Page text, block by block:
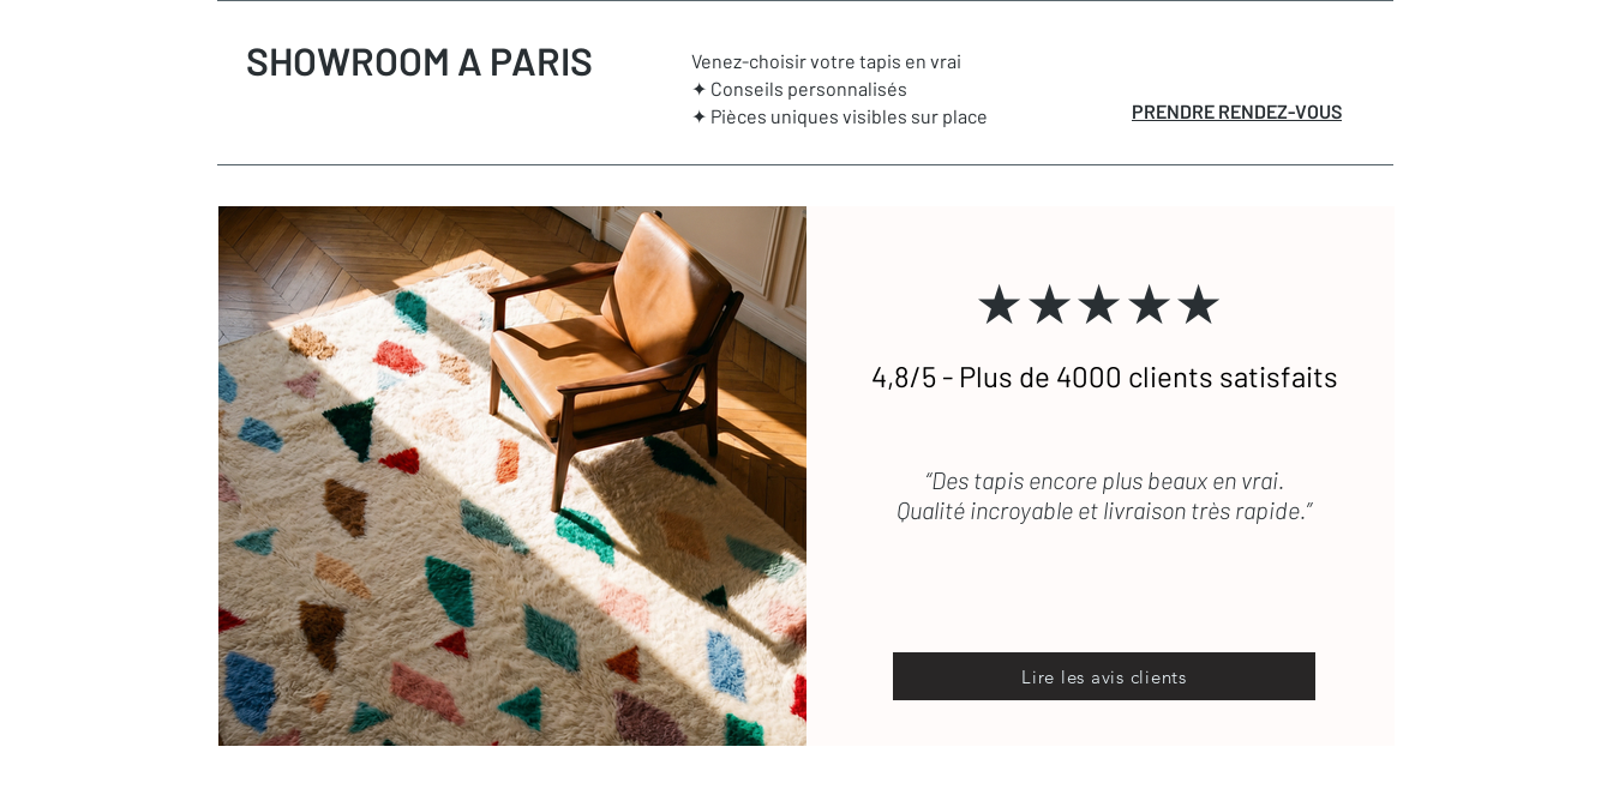
SHOWROOM A PARIS
Venez-choisir votre tapis en vrai
✦ Conseils personnalisés
✦ Pièces uniques visibles sur place
PRENDRE RENDEZ-VOUS
★★★★★
4,8/5 - Plus de 4000 clients satisfaits
“Des tapis encore plus beaux en vrai.
Qualité incroyable et livraison très rapide.”
Lire les avis clients